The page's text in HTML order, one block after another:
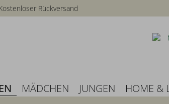
Rückversand
MÄDCHEN JUNGEN HOME &